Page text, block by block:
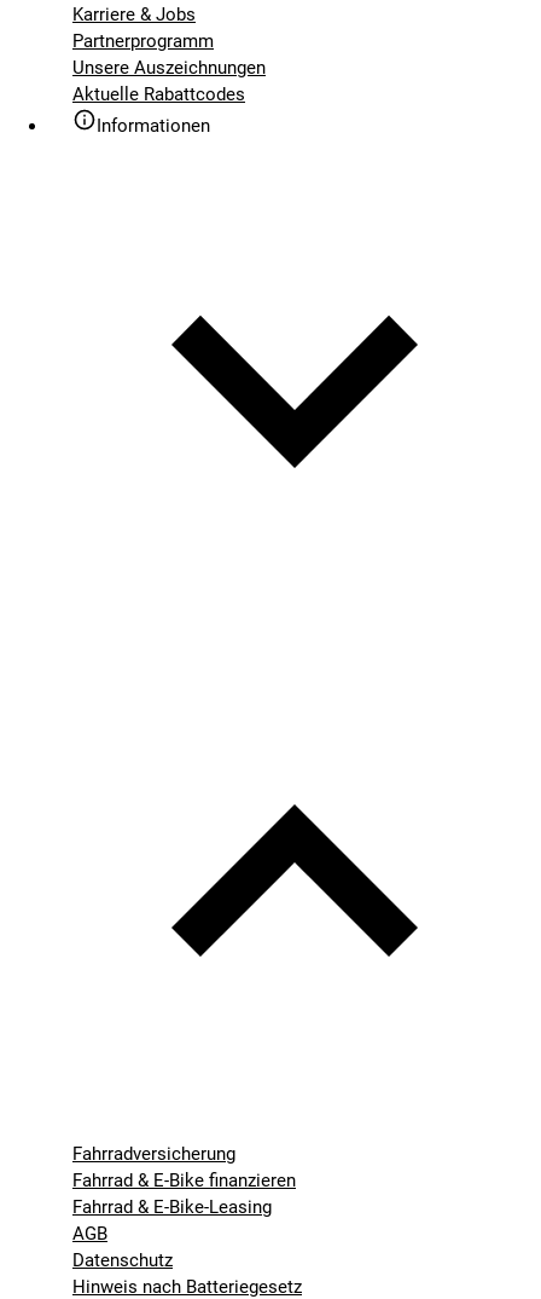
Karriere & Jobs
Partnerprogramm
Unsere Auszeichnungen
Aktuelle Rabattcodes
Informationen
Fahrradversicherung
Fahrrad & E-Bike finanzieren
Fahrrad & E-Bike-Leasing
AGB
Datenschutz
Hinweis nach Batteriegesetz